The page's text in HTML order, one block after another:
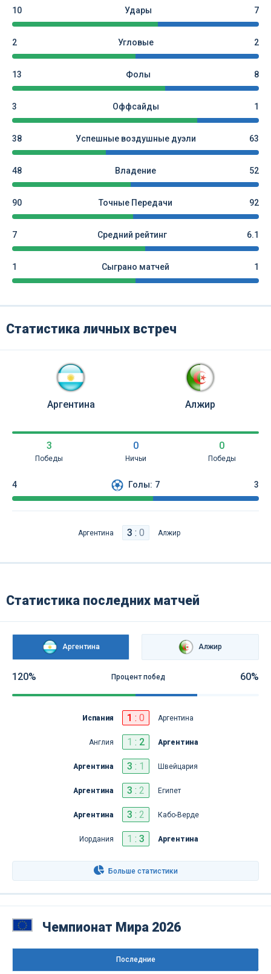
10 Удары 7
2 Угловые 2
13 Фолы 8
3 Оффсайды 1
38 Успешные воздушные дуэли 63
48 Владение 52
90 Точные Передачи 92
7 Средний рейтинг 6.1
1 Сыграно матчей 1
Статистика личных встреч
Аргентина
3
Победы
0
Ничьи
0
Победы
Алжир
4 Голы: 7 3
Аргентина 3 : 0 Алжир
Статистика последних матчей
Аргентина Алжир
120% Процент побед 60%
Испания 1 : 0 Аргентина
Англия 1 : 2 Аргентина
Аргентина 3 : 1 Швейцария
Аргентина 3 : 2 Египет
Аргентина 3 : 2 Кабо-Верде
Иордания 1 : 3 Аргентина
Больше статистики
Чемпионат Мира 2026
Последниe